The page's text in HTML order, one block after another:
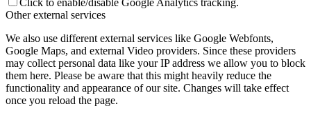
Other external services
We also use different external services like Google Webfonts,
Google Maps, and external Video providers. Since these providers
may collect personal data like your IP address we allow you to block
them here. Please be aware that this might heavily reduce the
functionality and appearance of our site. Changes will take effect
once you reload the page.